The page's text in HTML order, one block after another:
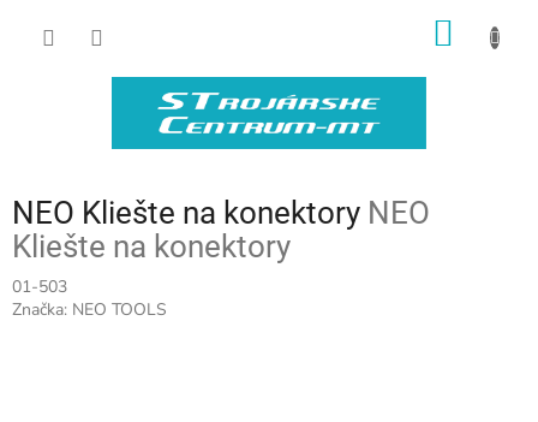
NEO Kliešte na konektory NEO
Kliešte na konektory
01-503
Značka: NEO TOOLS